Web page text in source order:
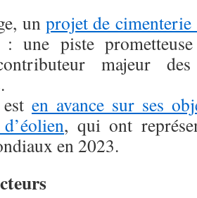
un projet de cimenterie
: une piste
majeur
en avance sur ses
, qui ont
en 2023.